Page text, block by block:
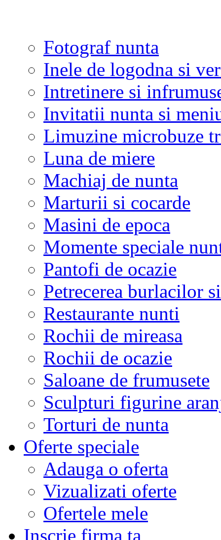
Fotograf nunta
Inele de logodna si
Intretinere si
Invitatii nunta si
Limuzine microbuze
Luna de miere
Machiaj de nunta
Marturii si cocarde
Masini de epoca
Momente speciale
Pantofi de ocazie
Petrecerea burlacilor
Restaurante nunti
Rochii de mireasa
Rochii de ocazie
Saloane de frumusete
Sculpturi figurine
Torturi de nunta
Oferte speciale
Adauga o oferta
Vizualizati oferte
Ofertele mele
Inscrie firma ta